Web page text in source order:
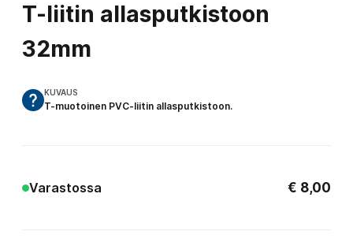
T-liitin allasputkistoon
32mm
KUVAUS
T-muotoinen PVC-liitin allasputkistoon.
Varastossa € 8,00